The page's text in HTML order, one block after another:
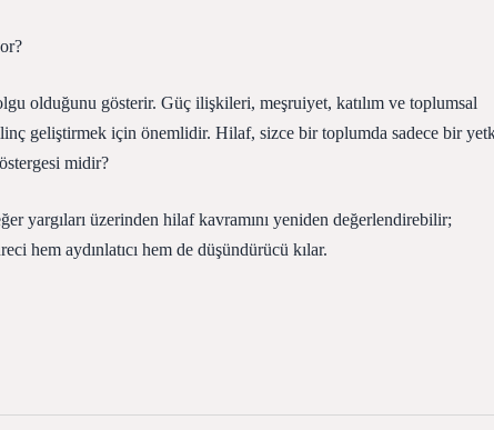
olduğunu gösterir. Güç ilişkileri, meşruiyet, katılım ve toplumsal
geliştirmek için önemlidir. Hilaf, sizce bir toplumda sadece bir
midir?
yargıları üzerinden hilaf kavramını yeniden değerlendirebilir;
hem aydınlatıcı hem de düşündürücü kılar.